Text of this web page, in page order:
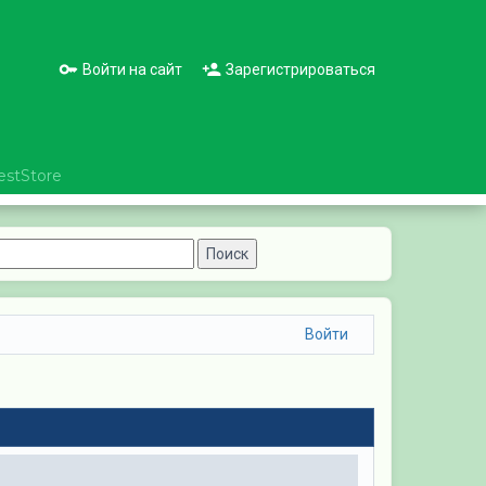
Войти на сайт Зарегистрироваться
Войти